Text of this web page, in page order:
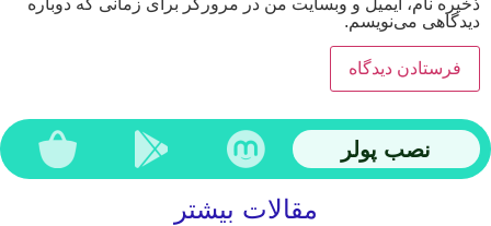
دیدگاهی می‌نویسم.
نصب پولر
مقالات بیشتر